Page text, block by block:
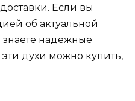
Если вы
об актуальной
знаете надежные
духи можно купить,